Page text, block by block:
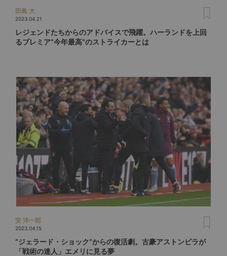
田島 大
2023.04.21
レジェンドたちからのアドバイスで飛躍。ハーランドを上回
るプレミア“今年最高”のストライカーとは
安 洋一郎
2023.04.15
“ジェラード・ショック”からの復活劇。古豪アストンビラが
「戦術の達人」エメリに見る夢